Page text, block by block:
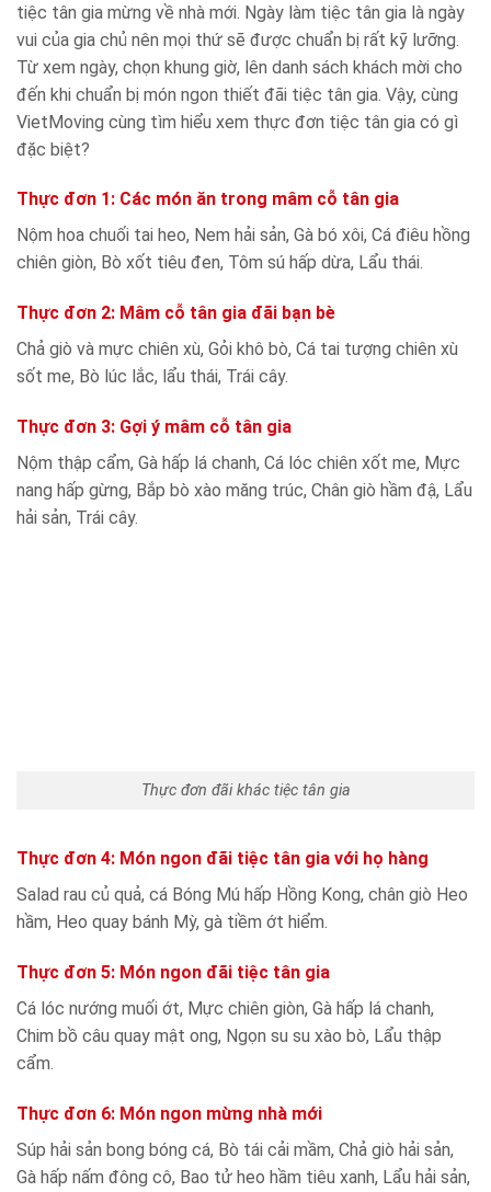
tiệc tân gia mừng về nhà mới. Ngày làm tiệc tân gia là ngày
vui của gia chủ nên mọi thứ sẽ được chuẩn bị rất kỹ lưỡng.
Từ xem ngày, chọn khung giờ, lên danh sách khách mời cho
đến khi chuẩn bị món ngon thiết đãi tiệc tân gia. Vậy, cùng
VietMoving cùng tìm hiểu xem thực đơn tiệc tân gia có gì
đặc biệt?
Thực đơn 1: Các món ăn trong mâm cỗ tân gia
Nộm hoa chuối tai heo, Nem hải sản, Gà bó xôi, Cá điêu hồng
chiên giòn, Bò xốt tiêu đen, Tôm sú hấp dừa, Lẩu thái.
Thực đơn 2: Mâm cỗ tân gia đãi bạn bè
Chả giò và mực chiên xù, Gỏi khô bò, Cá tai tượng chiên xù
sốt me, Bò lúc lắc, lẩu thái, Trái cây.
Thực đơn 3: Gợi ý mâm cỗ tân gia
Nộm thập cẩm, Gà hấp lá chanh, Cá lóc chiên xốt me, Mực
nang hấp gừng, Bắp bò xào măng trúc, Chân giò hầm đậ, Lẩu
hải sản, Trái cây.
Thực đơn đãi khác tiệc tân gia
Thực đơn 4: Món ngon đãi tiệc tân gia với họ hàng
Salad rau củ quả, cá Bóng Mú hấp Hồng Kong, chân giò Heo
hầm, Heo quay bánh Mỳ, gà tiềm ớt hiểm.
Thực đơn 5: Món ngon đãi tiệc tân gia
Cá lóc nướng muối ớt, Mực chiên giòn, Gà hấp lá chanh,
Chim bồ câu quay mật ong, Ngọn su su xào bò, Lẩu thập
cẩm.
Thực đơn 6: Món ngon mừng nhà mới
Súp hải sản bong bóng cá, Bò tái cải mầm, Chả giò hải sản,
Gà hấp nấm đông cô, Bao tử heo hầm tiêu xanh, Lẩu hải sản,